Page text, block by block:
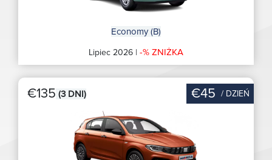
Economy (B)
Lipiec 2026 | -% ZNIŻKA
€135 (3 DNI) €45 / DZIEŃ